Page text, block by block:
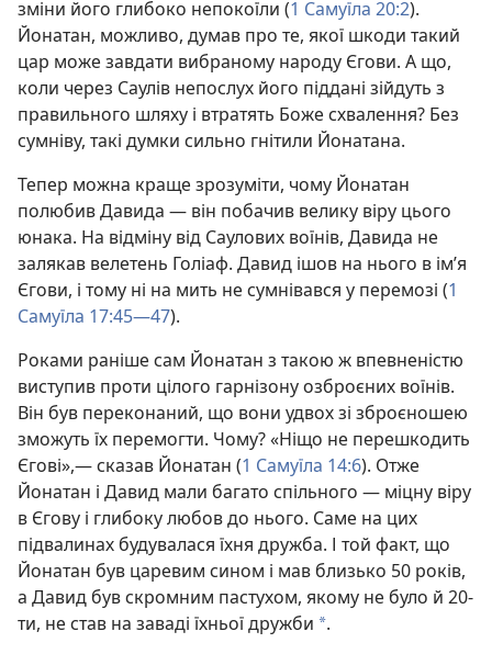
зміни його глибоко непокоїли (1 Самуїла 20:2).
Йонатан, можливо, думав про те, якої шкоди такий
цар може завдати вибраному народу Єгови. А що,
коли через Саулів непослух його піддані зійдуть з
правильного шляху і втратять Боже схвалення? Без
сумніву, такі думки сильно гнітили Йонатана.
Тепер можна краще зрозуміти, чому Йонатан
полюбив Давида — він побачив велику віру цього
юнака. На відміну від Саулових воїнів, Давида не
залякав велетень Голіаф. Давид ішов на нього в ім’я
Єгови, і тому ні на мить не сумнівався у перемозі (1
Самуїла 17:45—47).
Роками раніше сам Йонатан з такою ж впевненістю
виступив проти цілого гарнізону озброєних воїнів.
Він був переконаний, що вони удвох зі зброєношею
зможуть їх перемогти. Чому? «Ніщо не перешкодить
Єгові»,— сказав Йонатан (1 Самуїла 14:6). Отже
Йонатан і Давид мали багато спільного — міцну віру
в Єгову і глибоку любов до нього. Саме на цих
підвалинах будувалася їхня дружба. І той факт, що
Йонатан був царевим сином і мав близько 50 років,
а Давид був скромним пастухом, якому не було й 20-
ти, не став на заваді їхньої дружби a.